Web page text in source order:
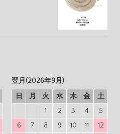
翌月(2026年9月)
日
月 火 水 木 金
土
1
2 3 4
5
6
7 8 9 10 11
12